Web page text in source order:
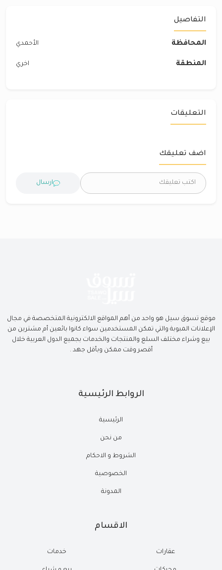
التفاصيل
المحافظة الأحمدي
المنطقة اخري
التعليقات
اضف تعليقك
ارسال
موقع تسوق سيل هو واحد من أهم المواقع الالكترونية المتخصصة في مجال
الإعلانات المبوبة والتي تمكن المستخدمين سواء كانوا بائعين أم مشترين من
بيع وشراء مختلف السلع والمنتجات والخدمات بجميع الدول العربية خلال
أقصر وقت ممكن وبأقل جهد .
الروابط الرئيسية
الرئيسية
من نحن
الشروط و الاحكام
الخصوصية
المدونة
الاقسام
عقارات خدمات